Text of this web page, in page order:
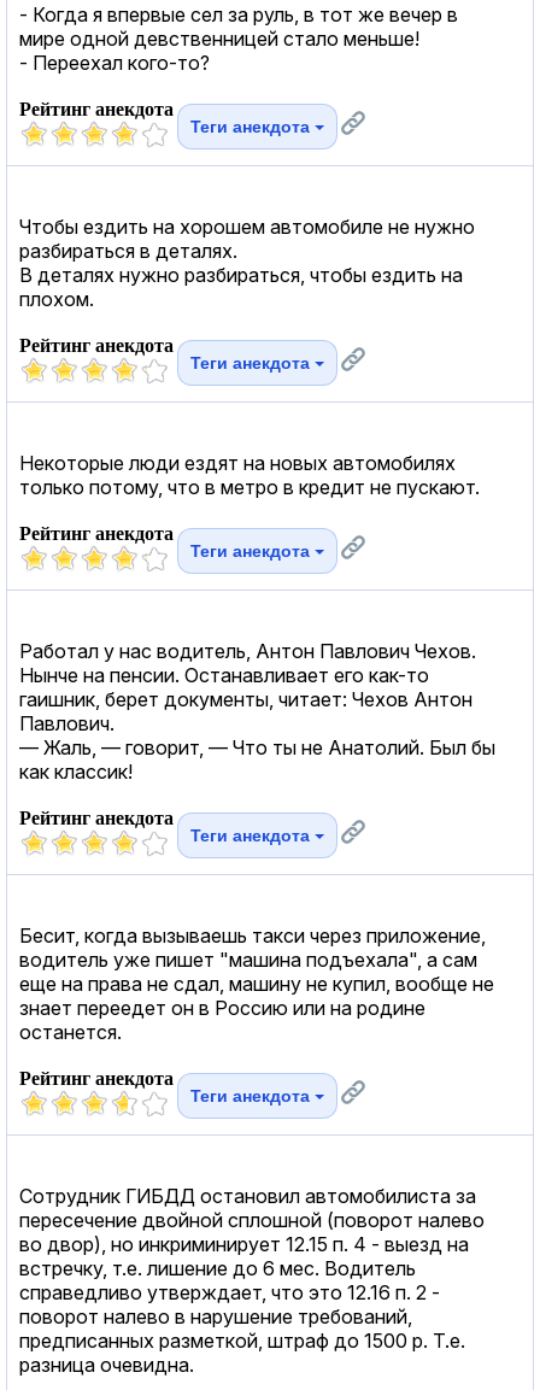
- Когда я впервые сел за руль, в тот же вечер в
мире одной девственницей стало меньше!
- Переехал кого-то?
Рейтинг анекдота
Теги анекдота
Чтобы ездить на хорошем автомобиле не нужно
разбираться в деталях.
В деталях нужно разбираться, чтобы ездить на
плохом.
Рейтинг анекдота
Теги анекдота
Некоторые люди ездят на новых автомобилях
только потому, что в метро в кредит не пускают.
Рейтинг анекдота
Теги анекдота
Работал у нас водитель, Антон Павлович Чехов.
Нынче на пенсии. Останавливает его как-то
гаишник, берет документы, читает: Чехов Антон
Павлович.
— Жаль, — говорит, — Что ты не Анатолий. Был бы
как классик!
Рейтинг анекдота
Теги анекдота
Бесит, когда вызываешь такси через приложение,
водитель уже пишет "машина подъехала", а сам
еще на права не сдал, машину не купил, вообще не
знает переедет он в Россию или на родине
останется.
Рейтинг анекдота
Теги анекдота
Сотрудник ГИБДД остановил автомобилиста за
пересечение двойной сплошной (поворот налево
во двор), но инкриминирует 12.15 п. 4 - выезд на
встречку, т.е. лишение до 6 мес. Водитель
справедливо утверждает, что это 12.16 п. 2 -
поворот налево в нарушение требований,
предписанных разметкой, штраф до 1500 р. Т.е.
разница очевидна.